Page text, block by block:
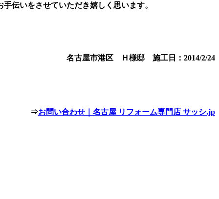
伝いをさせていただき嬉しく思います。
名古屋市港区 Ｈ様邸 施工日：2014/2/24
⇒お問い合わせ｜名古屋 リフォーム専門店 サッシ.jp